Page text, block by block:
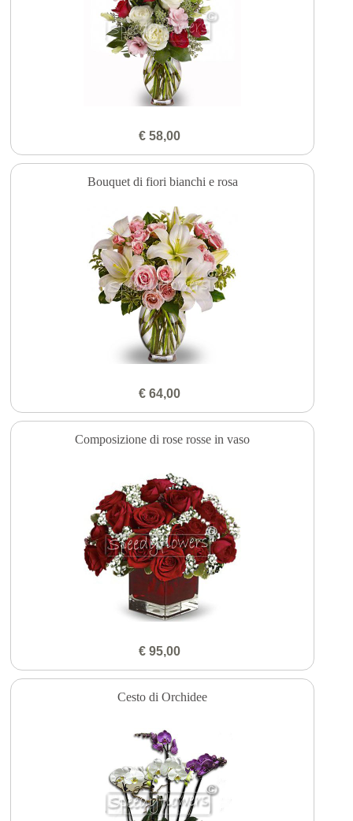
€ 58,00
Bouquet di fiori bianchi e rosa
€ 64,00
Composizione di rose rosse in vaso
€ 95,00
Cesto di Orchidee